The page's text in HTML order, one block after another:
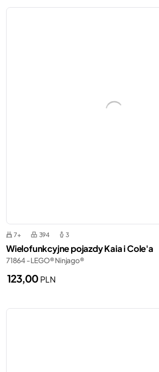
7+ 394 3
Wielofunkcyjne pojazdy Kaia i Cole'a
71864 - LEGO® Ninjago®
123,00 PLN